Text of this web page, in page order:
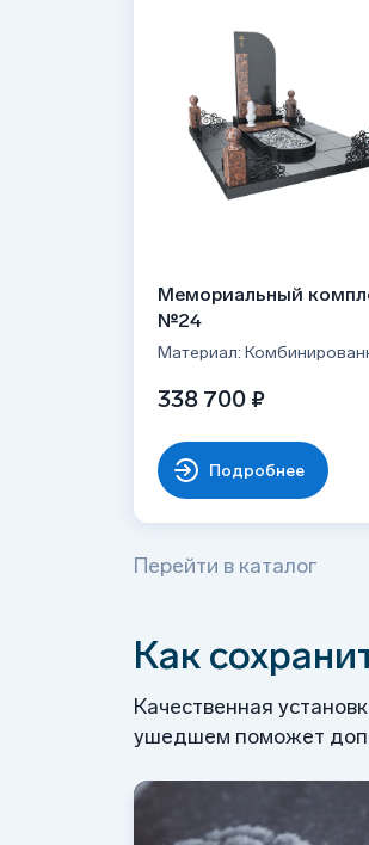
Мемориальный
№24
Материал:
338 700 ₽
Подробнее
Перейти в каталог
Как
Качественная
ушедшем поможет